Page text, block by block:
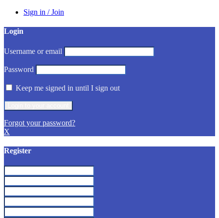
Sign in / Join
Login
Username or email
Password
Keep me signed in until I sign out
Forgot your password?
X
Register